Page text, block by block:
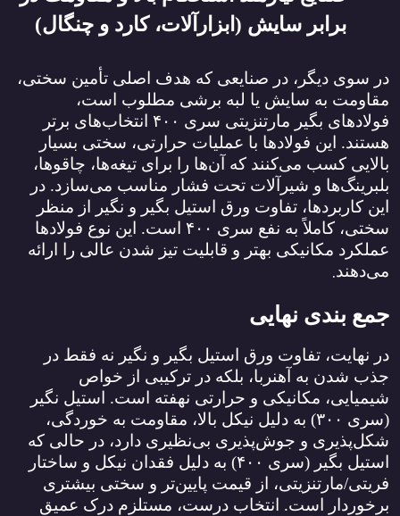
برابر سایش (ابزارآلات، کارد و چنگال)
در سوی دیگر، در صنایعی که هدف اصلی تأمین سختی،
مقاومت به سایش یا لبه برشی مطلوب است،
فولادهای بگیر مارتنزیتی سری ۴۰۰ انتخاب‌های برتر
هستند. این فولادها با عملیات حرارتی، سختی بسیار
بالایی کسب می‌کنند که آن‌ها را برای تیغه‌ها، چاقوها،
بلبرینگ‌ها و شیرآلات تحت فشار مناسب می‌سازد. در
این کاربردها، تفاوت ورق استیل بگیر و نگیر از منظر
سختی، کاملاً به نفع سری ۴۰۰ است. این نوع فولادها
عملکرد مکانیکی بهتر و قابلیت تیز شدن عالی را ارائه
می‌دهند.
جمع‌ بندی نهایی
در نهایت، تفاوت ورق استیل بگیر و نگیر نه فقط در
جذب شدن به آهنربا، بلکه در ترکیبی از خواص
شیمیایی، مکانیکی و حرارتی نهفته است. استیل نگیر
(سری ۳۰۰)
به دلیل نیکل بالا، مقاومت به خوردگی،
شکل‌پذیری و جوش‌پذیری بی‌نظیری دارد، در حالی که
استیل بگیر (سری ۴۰۰)
به دلیل فقدان نیکل و ساختار
فریتی/مارتنزیتی، از قیمت پایین‌تر و سختی بیشتری
برخوردار است. انتخاب درست، مستلزم درک عمیق